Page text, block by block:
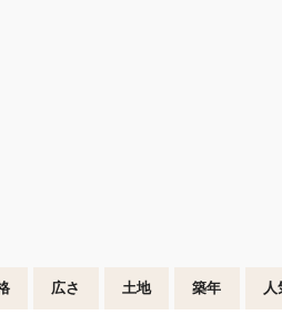
広さ 土地 築年 人